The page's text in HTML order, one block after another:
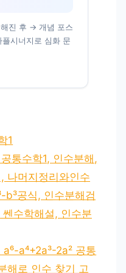
진 후 → 개념 포스
시너지로 심화 문
1
통수학1, 인수분해,
나머지정리와인수
b³공식, 인수분해검
수학해설, 인수분
a⁴+2a³-2a² 공통
해로 인수 찾기 고